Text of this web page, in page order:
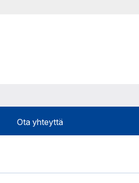
Ota yhteyttä